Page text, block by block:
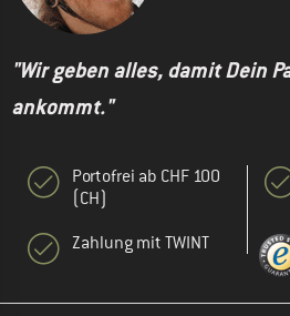
"Wir geben alles, damit Dein
ankommt."
Portofrei ab CHF 100
(CH)
Zahlung mit TWINT